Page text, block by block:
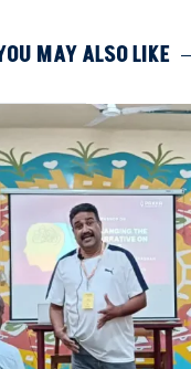
बीच मारपीट बलवा
हुई मारपीट वीडियो वायरल
MAY ALSO LIKE